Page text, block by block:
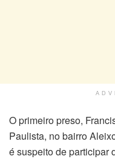
O primeiro preso,
Paulista, no bairro
é suspeito de participar